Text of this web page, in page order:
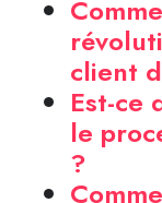
client
Est-ce
le
?